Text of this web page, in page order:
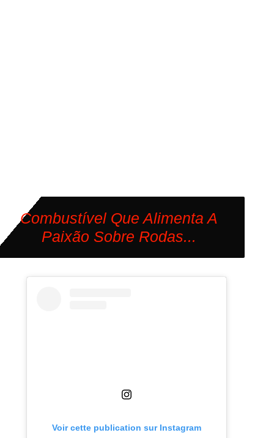
Combustível Que Alimenta A
Paixão Sobre Rodas...
Voir cette publication sur Instagram